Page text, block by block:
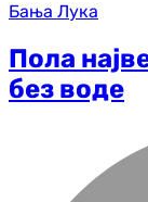
Бања Лука
Пола
без воде